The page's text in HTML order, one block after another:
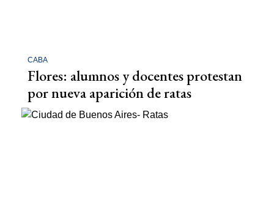
CABA
Flores: alumnos y docentes protestan
por nueva aparición de ratas